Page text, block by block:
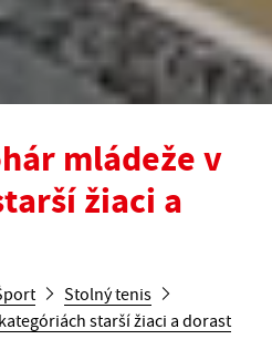
mládeže v
žiaci a
Stolný tenis
starší žiaci a dorast